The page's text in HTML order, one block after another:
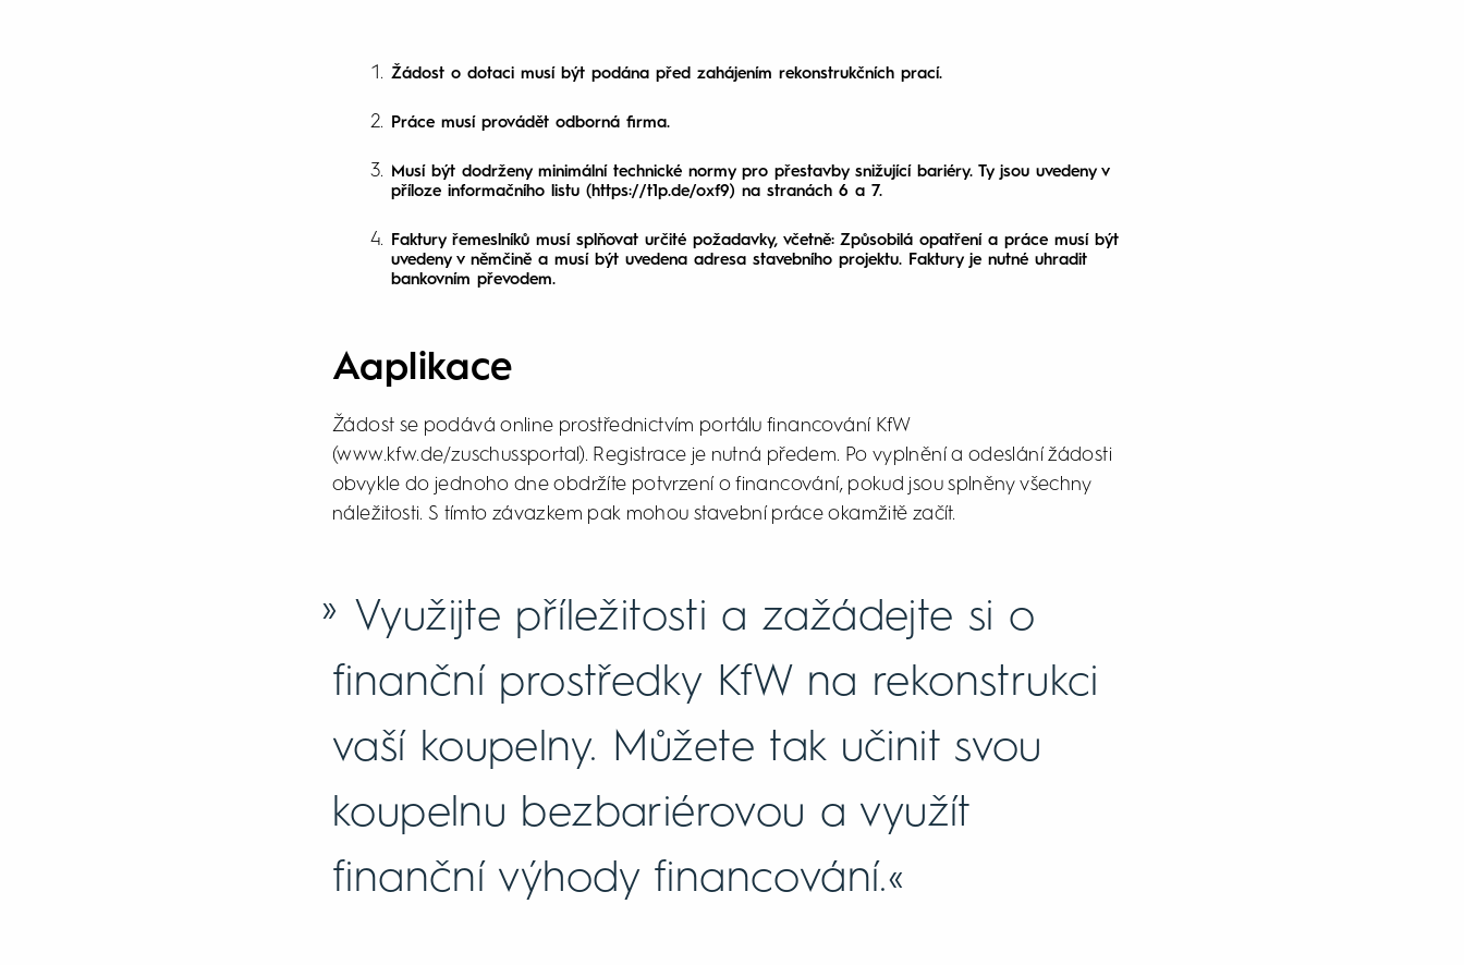
Žádost o dotaci musí být podána před zahájením rekonstrukčních prací.
Práce musí provádět odborná firma.
Musí být dodrženy minimální technické normy pro přestavby snižující bariéry. Ty jsou uvedeny v
příloze informačního listu (https://t1p.de/oxf9) na stranách 6 a 7.
Faktury řemeslníků musí splňovat určité požadavky, včetně: Způsobilá opatření a práce musí být
uvedeny v němčině a musí být uvedena adresa stavebního projektu. Faktury je nutné uhradit
bankovním převodem.
Aaplikace
Žádost se podává online prostřednictvím portálu financování KfW
(www.kfw.de/zuschussportal). Registrace je nutná předem. Po vyplnění a odeslání žádosti
obvykle do jednoho dne obdržíte potvrzení o financování, pokud jsou splněny všechny
náležitosti. S tímto závazkem pak mohou stavební práce okamžitě začít.
Využijte příležitosti a zažádejte si o
finanční prostředky KfW na rekonstrukci
vaší koupelny. Můžete tak učinit svou
koupelnu bezbariérovou a využít
finanční výhody financování.